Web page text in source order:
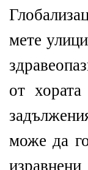
мете
от
може да